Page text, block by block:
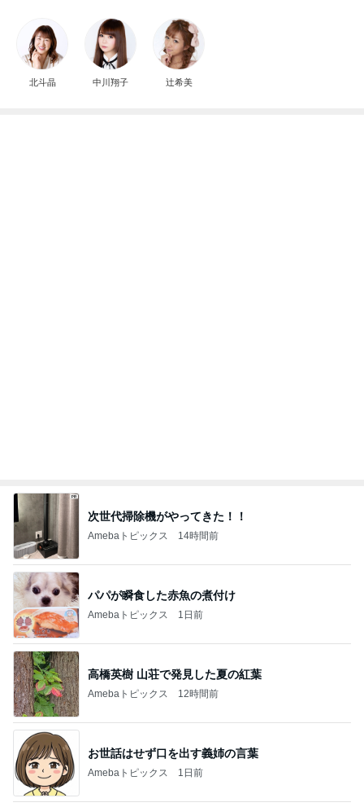
北斗晶 中川翔子 辻希美
次世代掃除機がやってきた！！
Amebaトピックス 14時間前
パパが瞬食した赤魚の煮付け
Amebaトピックス 1日前
高橋英樹 山荘で発見した夏の紅葉
Amebaトピックス 12時間前
お世話はせず口を出す義姉の言葉
Amebaトピックス 1日前